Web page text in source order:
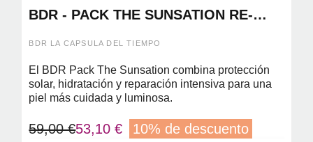
BDR - PACK THE SUNSATION RE-
CONTROL 10ML + 1 AMPOLLA
STEM CELL
BDR LA CAPSULA DEL TIEMPO
El BDR Pack The Sunsation combina protección
solar, hidratación y reparación intensiva para una
piel más cuidada y luminosa.
59,00 €53,10 € 10% de descuento